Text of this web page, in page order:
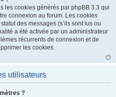
les cookies générés par phpBB 3.3 qui
connexion au forum. Les cookies
des messages (s’ils sont lus ou
a été activée par un administrateur
récurrents de connexion et de
les cookies.
utilisateurs
?